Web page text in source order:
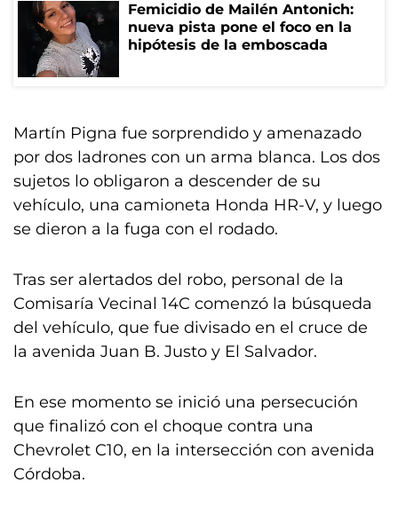
Femicidio de Mailén Antonich:
nueva pista pone el foco en la
hipótesis de la emboscada
Martín Pigna fue sorprendido y amenazado
por dos ladrones con un arma blanca. Los dos
sujetos lo obligaron a descender de su
vehículo, una camioneta Honda HR-V, y luego
se dieron a la fuga con el rodado.
Tras ser alertados del robo, personal de la
Comisaría Vecinal 14C comenzó la búsqueda
del vehículo, que fue divisado en el cruce de
la avenida Juan B. Justo y El Salvador.
En ese momento se inició una persecución
que finalizó con el choque contra una
Chevrolet C10, en la intersección con avenida
Córdoba.